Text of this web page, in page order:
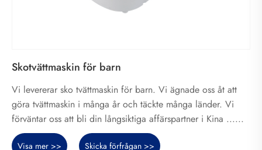
Skotvättmaskin för barn
Vi levererar sko tvättmaskin för barn. Vi ägnade oss åt att
göra tvättmaskin i många år och täckte många länder. Vi
förväntar oss att bli din långsiktiga affärspartner i Kina ......
Visa mer >> Skicka förfrågan >>